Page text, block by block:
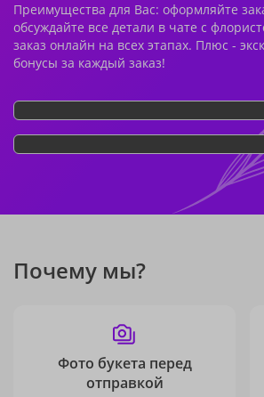
Преимущества для Вас: оформляйте
обсуждайте все детали в чате с
заказ онлайн на всех этапах. Плюс -
бонусы за каждый заказ!
Почему мы?
Фото букета перед
отправкой